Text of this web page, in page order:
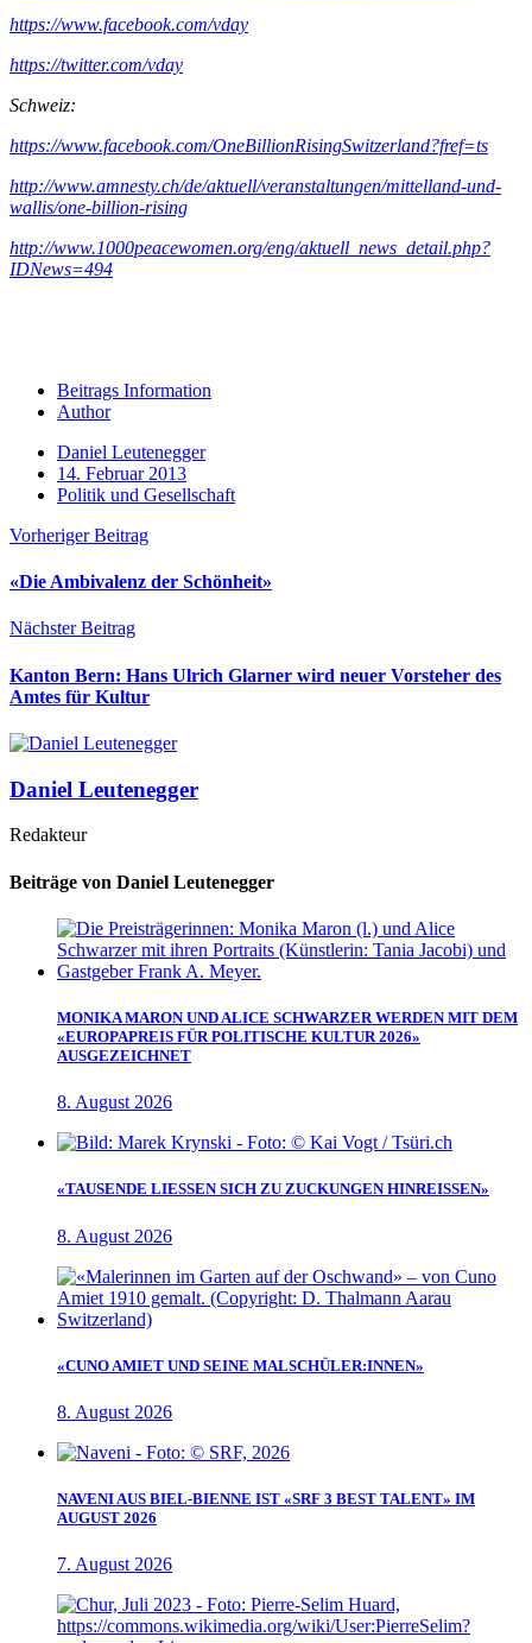
https://www.facebook.com/vday
https://twitter.com/vday
Schweiz:
https://www.facebook.com/OneBillionRisingSwitzerland?fref=ts
http://www.amnesty.ch/de/aktuell/veranstaltungen/mittelland-und-
wallis/one-billion-rising
http://www.1000peacewomen.org/eng/aktuell_news_detail.php?
IDNews=494
Beitrags Information
Author
Daniel Leutenegger
14. Februar 2013
Politik und Gesellschaft
Vorheriger Beitrag
«Die Ambivalenz der Schönheit»
Nächster Beitrag
Kanton Bern: Hans Ulrich Glarner wird neuer Vorsteher des
Amtes für Kultur
Daniel Leutenegger
Redakteur
Beiträge von Daniel Leutenegger
MONIKA MARON UND ALICE SCHWARZER WERDEN MIT DEM
«EUROPAPREIS FÜR POLITISCHE KULTUR 2026»
AUSGEZEICHNET
8. August 2026
«TAUSENDE LIESSEN SICH ZU ZUCKUNGEN HINREISSEN»
8. August 2026
«CUNO AMIET UND SEINE MALSCHÜLER:INNEN»
8. August 2026
NAVENI AUS BIEL-BIENNE IST «SRF 3 BEST TALENT» IM
AUGUST 2026
7. August 2026